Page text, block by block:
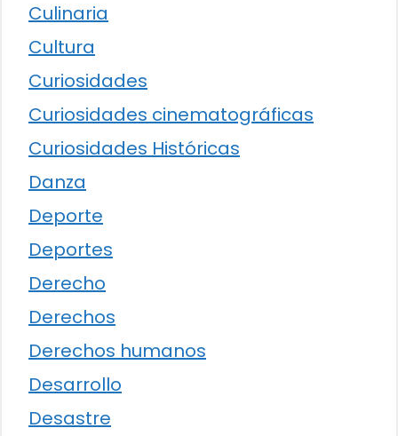
Culinaria
Cultura
Curiosidades
Curiosidades cinematográficas
Curiosidades Históricas
Danza
Deporte
Deportes
Derecho
Derechos
Derechos humanos
Desarrollo
Desastre